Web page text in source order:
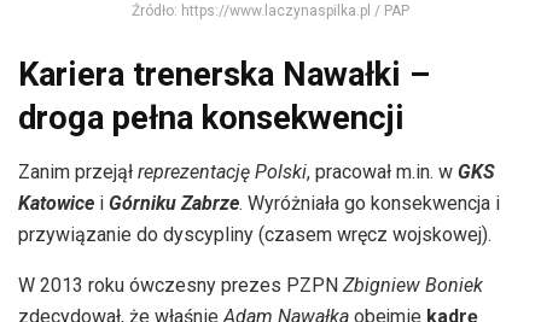
Źródło: https://www.laczynaspilka.pl / PAP
Kariera trenerska Nawałki –
droga pełna konsekwencji
Zanim przejął reprezentację Polski, pracował m.in. w GKS
Katowice i Górniku Zabrze. Wyróżniała go konsekwencja i
przywiązanie do dyscypliny (czasem wręcz wojskowej).
W 2013 roku ówczesny prezes PZPN Zbigniew Boniek
zdecydował, że właśnieAdam Nawałka obejmie kadrę